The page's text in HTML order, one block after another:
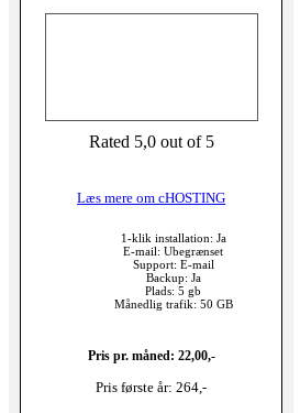
Rated 5,0 out of 5
Læs mere om cHOSTING
1-klik installation: Ja
E-mail: Ubegrænset
Support: E-mail
Backup: Ja
Plads: 5 gb
Månedlig trafik: 50 GB
Pris pr. måned: 22,00,-
Pris første år: 264,-